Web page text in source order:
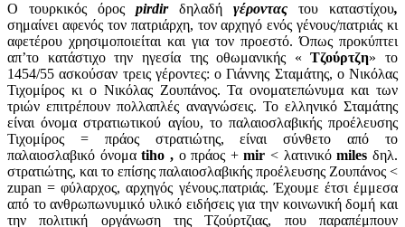
Ο τουρκικός όρος pirdirδηλαδή γέροντας του καταστίχου,
σημαίνει αφενός τον πατριάρχη, τον αρχηγό ενός γένους/πατριάς κι
αφετέρου χρησιμοποιείται και για τον προεστό. Όπως προκύπτει
απ’το κατάστιχο την ηγεσία της οθωμανικής «Τζούρτζη» το
1454/55 ασκούσαν τρεις γέροντες: ο Γιάννης Σταμάτης, ο Νικόλας
Τιχομίρος κι ο Νικόλας Ζουπάνος. Τα ονοματεπώνυμα και των
τριών επιτρέπουν πολλαπλές αναγνώσεις. Το ελληνικό Σταμάτης
είναι όνομα στρατιωτικού αγίου, το παλαιοσλαβικής προέλευσης
Τιχομίρος = πράος στρατιώτης, είναι σύνθετο από το
παλαιοσλαβικό όνομαtiho ,ο πράος +mir < λατινικόmiles δηλ.
στρατιώτης, και το επίσης παλαιοσλαβικής προέλευσης Ζουπάνος <
zupan = φύλαρχος, αρχηγός γένους.πατριάς. Έχουμε έτσι έμμεσα
από το ανθρωπωνυμικό υλικό ειδήσεις για την κοινωνική δομή και
την πολιτική οργάνωση της Τζούρτζιας, που παραπέμπουν